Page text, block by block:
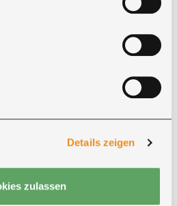
Details zeigen
zulassen
Ricon stehen mehrere